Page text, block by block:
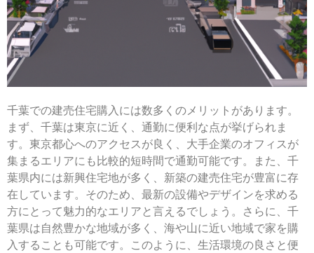
千葉での建売住宅購入には数多くのメリットがあります。
まず、千葉は東京に近く、通勤に便利な点が挙げられま
す。東京都心へのアクセスが良く、大手企業のオフィスが
集まるエリアにも比較的短時間で通勤可能です。また、千
葉県内には新興住宅地が多く、新築の建売住宅が豊富に存
在しています。そのため、最新の設備やデザインを求める
方にとって魅力的なエリアと言えるでしょう。さらに、千
葉県は自然豊かな地域が多く、海や山に近い地域で家を購
入することも可能です。このように、生活環境の良さと便